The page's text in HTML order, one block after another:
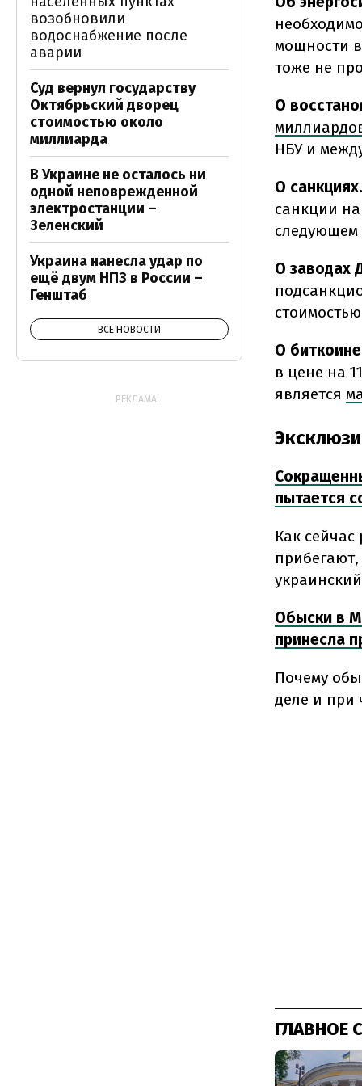
мощности в
тоже не
О
НБУ и
О санкциях.
санкции
следующем
О заводах
О
в цене на
является
пытается
Как
Обыски в
принесла
Почему
деле и при
ГЛАВНОЕ
возобновили
водоснабжение после
аварии
Суд вернул государству
Октябрьский дворец
стоимостью около
миллиарда
В Украине не осталось ни
одной неповрежденной
электростанции –
Зеленский
Украина нанесла удар по
ещё двум НПЗ в России –
Генштаб
ВСЕ НОВОСТИ
РЕКЛАМА: